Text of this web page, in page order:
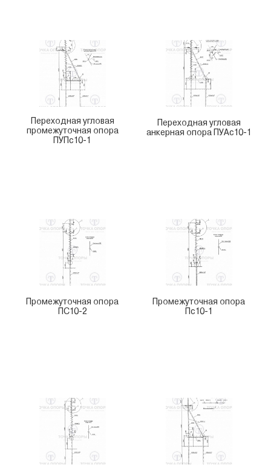
Переходная угловая
промежуточная опора
ПУПс10-1
Переходная угловая
анкерная опора ПУАс10-1
Промежуточная опора
ПС10-2
Промежуточная опора
Пс10-1